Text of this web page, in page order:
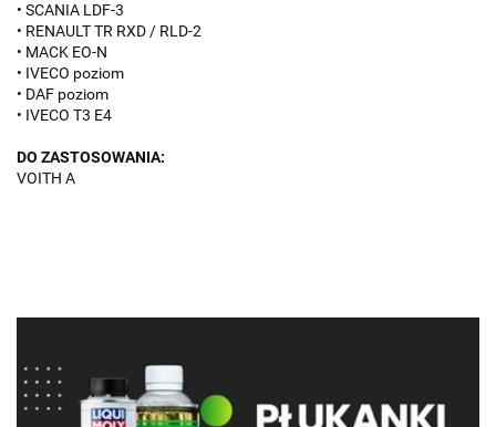
• SCANIA LDF-3
• RENAULT TR RXD / RLD-2
• MACK EO-N
• IVECO poziom
• DAF poziom
• IVECO T3 E4
DO ZASTOSOWANIA:
VOITH A